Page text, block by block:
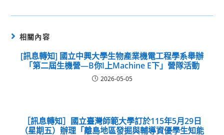
相關內容
[訊息轉知] 國立中興大學生物產業機電工程學系舉辦
「第二屆生機營—B你I上Machine E下」營隊活動
2026-05-05
［訊息轉知］國立臺灣師範大學訂於115年5月29日
（星期五）辦理「離島地區發掘與輔導資優學生知能